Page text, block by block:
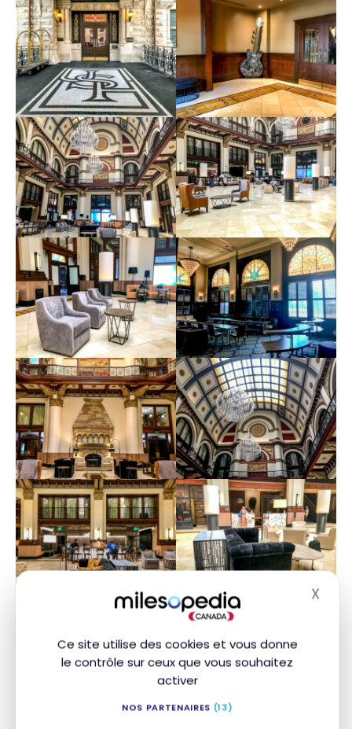
Ce site utilise des cookies et vous donne
le contrôle sur ceux que vous souhaitez
activer
NOS PARTENAIRES (13)
X
En retrait dans le hall, l’emplacement du bar-resto
ERGO faisait jadis office de guichets. Il affiche
désormais bien en avant-plan sa collection de